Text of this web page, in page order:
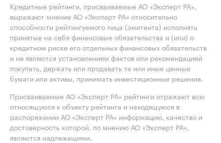
Кредитные рейтинги, присваиваемые АО «Эксперт РА»,
выражают мнение АО «Эксперт РА» относительно
способности рейтингуемого лица (эмитента) исполнять
принятые на себя финансовые обязательства и (или) о
кредитном риске его отдельных финансовых обязательств
и не являются установлением фактов или рекомендацией
покупать, держать или продавать те или иные ценные
бумаги или активы, принимать инвестиционные решения.
Присваиваемые АО «Эксперт РА» рейтинги отражают всю
относящуюся к объекту рейтинга и находящуюся в
распоряжении АО «Эксперт РА» информацию, качество и
достоверность которой, по мнению АО «Эксперт РА»,
являются надлежащими.